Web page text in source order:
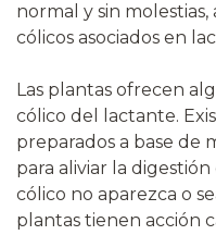
normal y sin
cólicos asociados en
Las plantas ofrecen
cólico del lactante.
preparados a base de
para aliviar la
cólico no aparezca o
plantas tienen acción